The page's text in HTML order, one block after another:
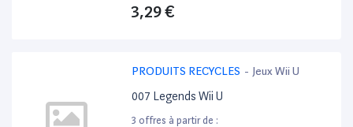
3,29 €
PRODUITS RECYCLES - Jeux Wii U
007 Legends Wii U
3 offres à partir de :